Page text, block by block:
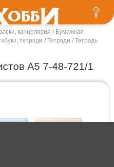
канцелярия
Бумажная
тетради
Тетради
Тетрадь
А5 7-48-721/1